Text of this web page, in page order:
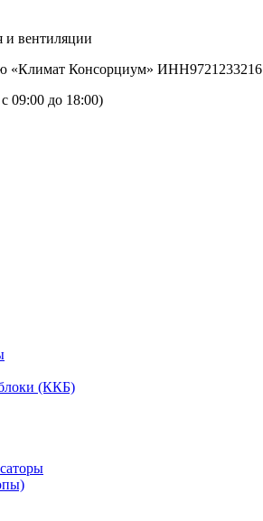
вентиляции
«Климат Консорциум» ИНН9721233216
09:00 до 18:00)
(ККБ)